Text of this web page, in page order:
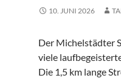
10. JUNI 2026
Der Michelstädter
viele
Die 1,5 km lange